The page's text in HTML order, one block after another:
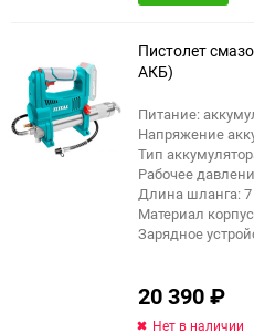
Пистолет
АКБ)
Питание:
Напряжение
Тип
Рабочее
Длина шланга:
Материал
Зарядное
20 390₽
Нет в наличии